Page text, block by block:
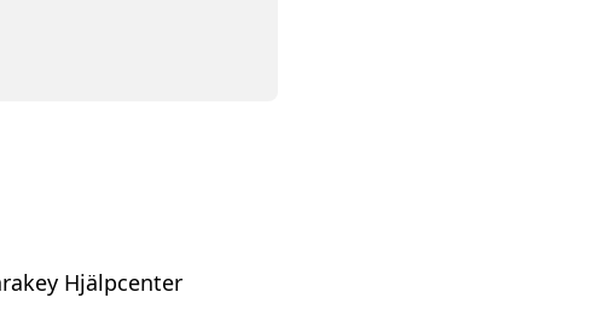
Hjälpcenter